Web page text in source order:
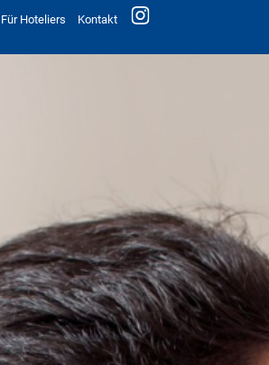
Für Hoteliers
Kontakt